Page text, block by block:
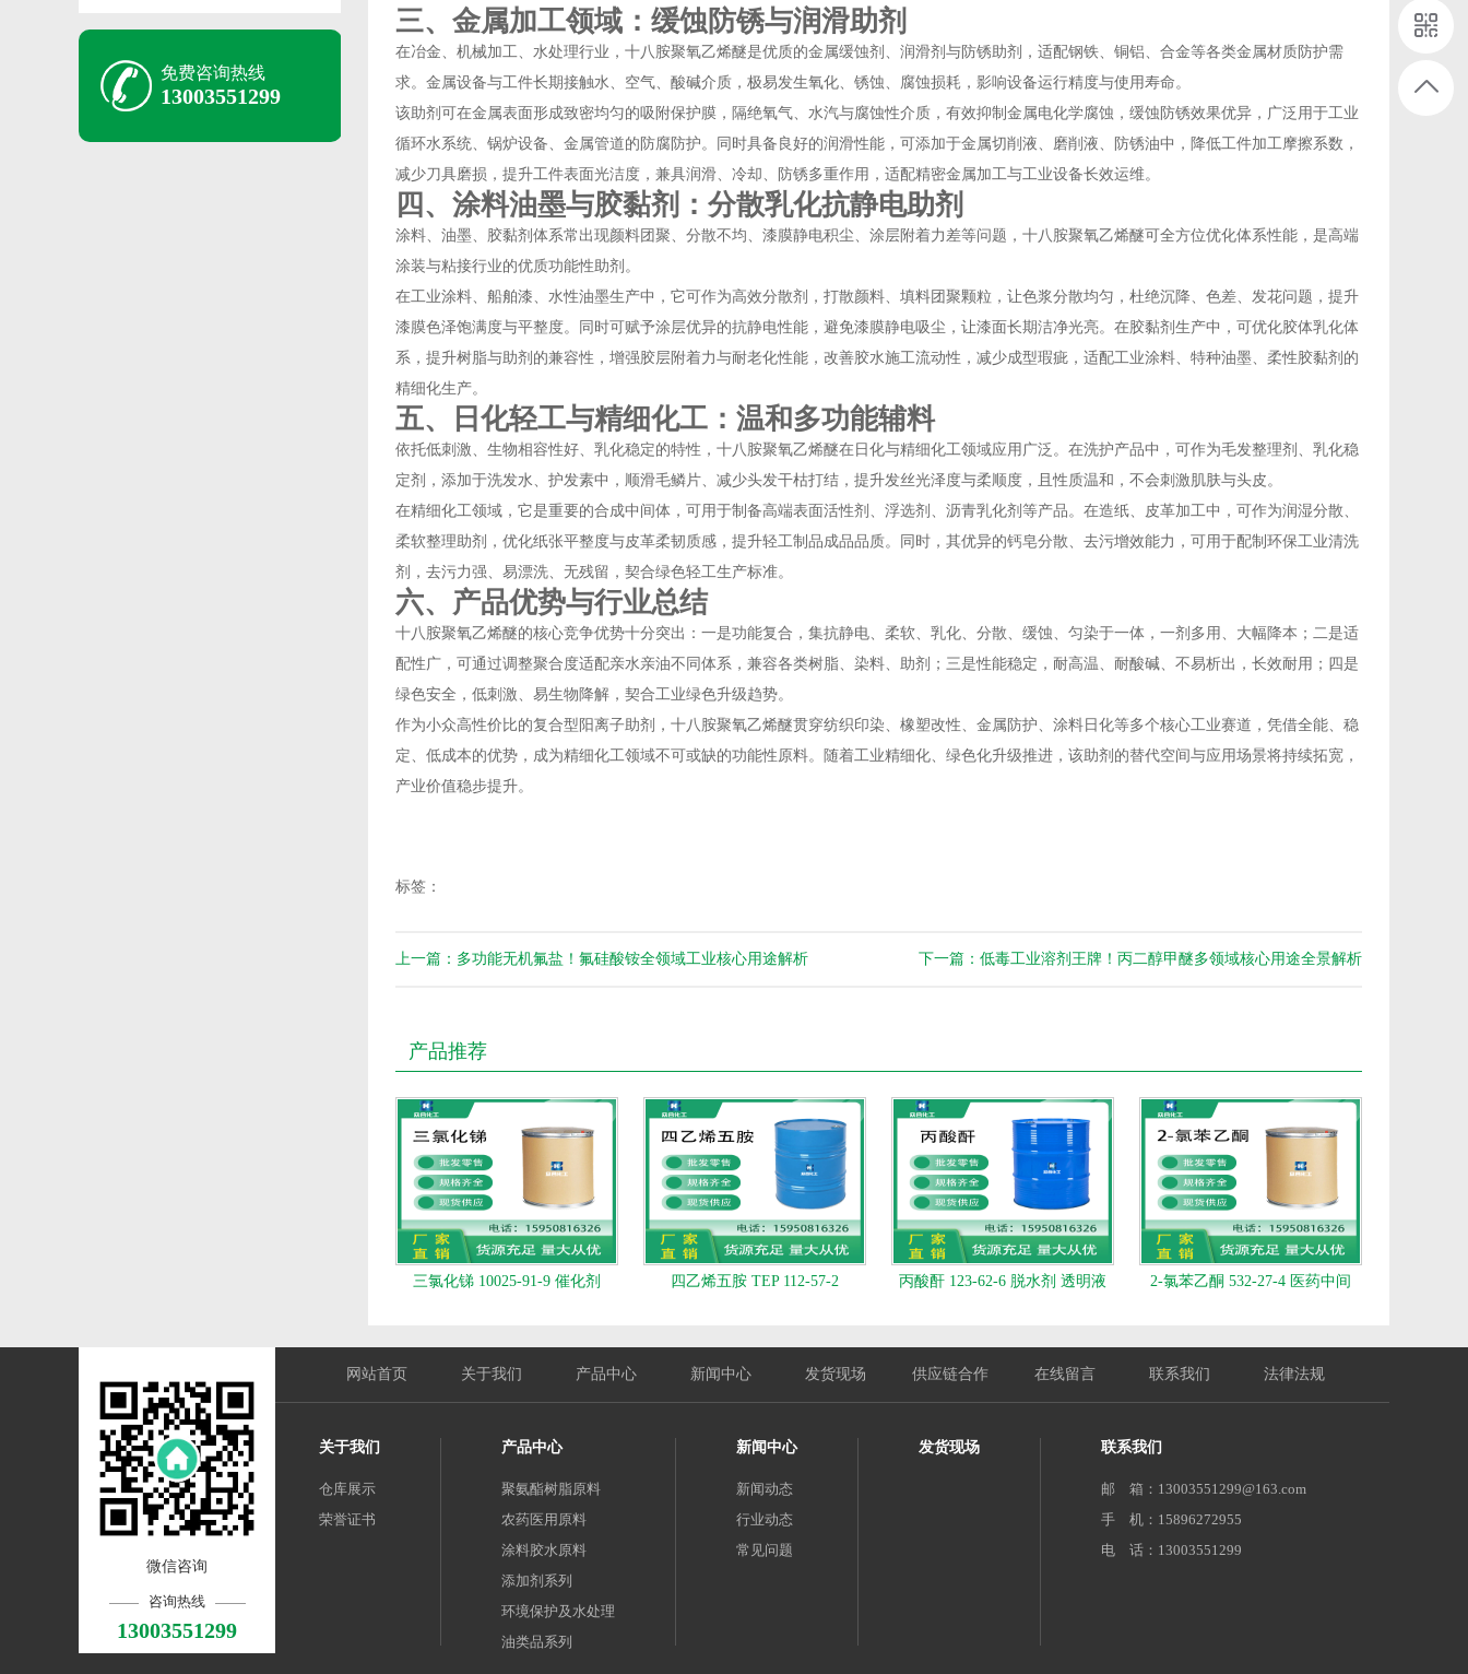
免费咨询热线
13003551299
三、金属加工领域：缓蚀防锈与润滑助剂
在冶金、机械加工、水处理行业，十八胺聚氧乙烯醚是优质的金属缓蚀剂、润滑剂与防锈助剂，适配钢铁、铜铝、合金等各类金属材质防护需
求。金属设备与工件长期接触水、空气、酸碱介质，极易发生氧化、锈蚀、腐蚀损耗，影响设备运行精度与使用寿命。
该助剂可在金属表面形成致密均匀的吸附保护膜，隔绝氧气、水汽与腐蚀性介质，有效抑制金属电化学腐蚀，缓蚀防锈效果优异，广泛用于工业
循环水系统、锅炉设备、金属管道的防腐防护。同时具备良好的润滑性能，可添加于金属切削液、磨削液、防锈油中，降低工件加工摩擦系数，
减少刀具磨损，提升工件表面光洁度，兼具润滑、冷却、防锈多重作用，适配精密金属加工与工业设备长效运维。
四、涂料油墨与胶黏剂：分散乳化抗静电助剂
涂料、油墨、胶黏剂体系常出现颜料团聚、分散不均、漆膜静电积尘、涂层附着力差等问题，十八胺聚氧乙烯醚可全方位优化体系性能，是高端
涂装与粘接行业的优质功能性助剂。
在工业涂料、船舶漆、水性油墨生产中，它可作为高效分散剂，打散颜料、填料团聚颗粒，让色浆分散均匀，杜绝沉降、色差、发花问题，提升
漆膜色泽饱满度与平整度。同时可赋予涂层优异的抗静电性能，避免漆膜静电吸尘，让漆面长期洁净光亮。在胶黏剂生产中，可优化胶体乳化体
系，提升树脂与助剂的兼容性，增强胶层附着力与耐老化性能，改善胶水施工流动性，减少成型瑕疵，适配工业涂料、特种油墨、柔性胶黏剂的
精细化生产。
五、日化轻工与精细化工：温和多功能辅料
依托低刺激、生物相容性好、乳化稳定的特性，十八胺聚氧乙烯醚在日化与精细化工领域应用广泛。在洗护产品中，可作为毛发整理剂、乳化稳
定剂，添加于洗发水、护发素中，顺滑毛鳞片、减少头发干枯打结，提升发丝光泽度与柔顺度，且性质温和，不会刺激肌肤与头皮。
在精细化工领域，它是重要的合成中间体，可用于制备高端表面活性剂、浮选剂、沥青乳化剂等产品。在造纸、皮革加工中，可作为润湿分散、
柔软整理助剂，优化纸张平整度与皮革柔韧质感，提升轻工制品成品品质。同时，其优异的钙皂分散、去污增效能力，可用于配制环保工业清洗
剂，去污力强、易漂洗、无残留，契合绿色轻工生产标准。
六、产品优势与行业总结
十八胺聚氧乙烯醚的核心竞争优势十分突出：一是功能复合，集抗静电、柔软、乳化、分散、缓蚀、匀染于一体，一剂多用、大幅降本；二是适
配性广，可通过调整聚合度适配亲水亲油不同体系，兼容各类树脂、染料、助剂；三是性能稳定，耐高温、耐酸碱、不易析出，长效耐用；四是
绿色安全，低刺激、易生物降解，契合工业绿色升级趋势。
作为小众高性价比的复合型阳离子助剂，十八胺聚氧乙烯醚贯穿纺织印染、橡塑改性、金属防护、涂料日化等多个核心工业赛道，凭借全能、稳
定、低成本的优势，成为精细化工领域不可或缺的功能性原料。随着工业精细化、绿色化升级推进，该助剂的替代空间与应用场景将持续拓宽，
产业价值稳步提升。
标签：
上一篇：多功能无机氟盐！氟硅酸铵全领域工业核心用途解析 下一篇：低毒工业溶剂王牌！丙二醇甲醚多领域核心用途全景解析
产品推荐
三氯化锑 10025-91-9 催化剂 四乙烯五胺 TEP 112-57-2 丙酸酐 123-62-6 脱水剂 透明液 2-氯苯乙酮 532-27-4 医药中间
微信咨询
咨询热线
13003551299
网站首页 关于我们 产品中心 新闻中心 发货现场 供应链合作 在线留言 联系我们 法律法规
关于我们
仓库展示
荣誉证书
产品中心
聚氨酯树脂原料
农药医用原料
涂料胶水原料
添加剂系列
环境保护及水处理
油类品系列
新闻中心
新闻动态
行业动态
常见问题
发货现场 联系我们
邮 箱：13003551299@163.com
手 机：15896272955
电 话：13003551299